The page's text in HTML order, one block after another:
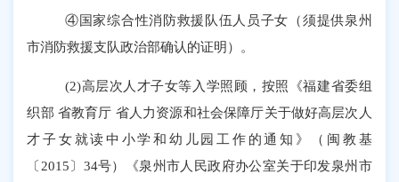
④国家综合性消防救援队伍人员子女（须提供泉州
市消防救援支队政治部确认的证明）。
(2)高层次人才子女等入学照顾，按照《福建省委组
织部 省教育厅 省人力资源和社会保障厅关于做好高层次人
才子女就读中小学和幼儿园工作的通知》（闽教基
〔 2015〕 34号）《泉州市人民政府办公室关于印发泉州市